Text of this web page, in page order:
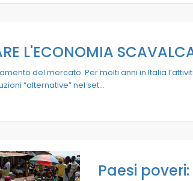
L'ECONOMIA
del mercato. Per molti anni in Italia
“alternative” nel set...
Paesi